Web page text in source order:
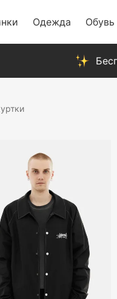
Одежда Обувь